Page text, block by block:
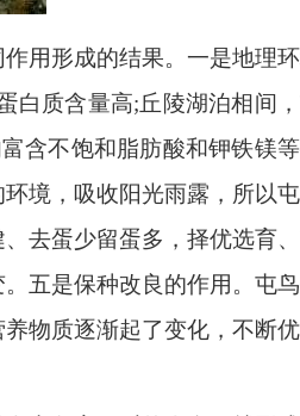
用形成的结果。一是地理
白质含量高;丘陵湖泊相间
含不饱和脂肪酸和钾铁镁
境，吸收阳光雨露，所以
去蛋少留蛋多，择优选育
五是保种改良的作用。屯
物质逐渐起了变化，不断